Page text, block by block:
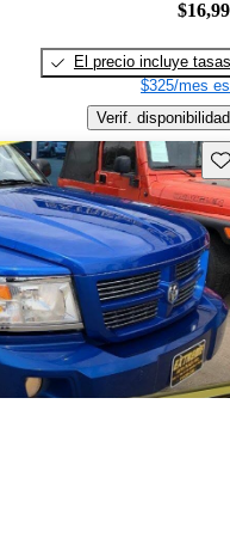
El precio incluye tasas
$325/mes
Verif. disponibilidad